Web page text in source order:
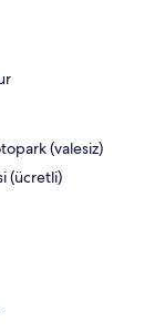
(valesiz)
(ücretli)